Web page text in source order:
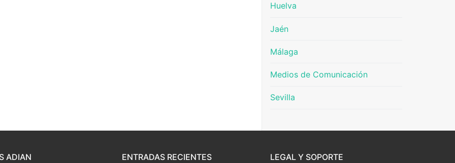
Huelva
Jaén
Málaga
Medios de Comunicación
Sevilla
ADIAN ENTRADAS RECIENTES LEGAL Y SOPORTE